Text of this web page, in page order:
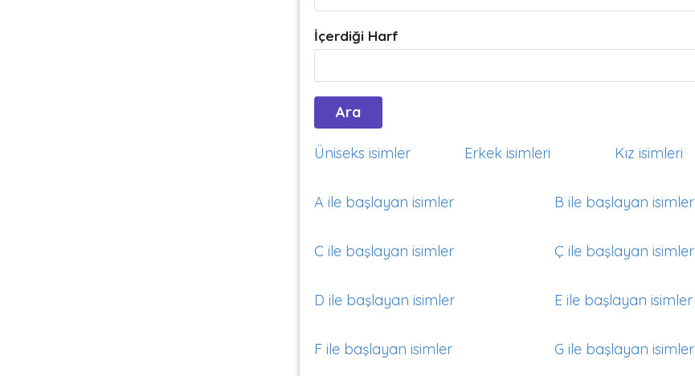
İçerdiği Harf
Üniseks isimler Erkek isimleri Kız isimleri
A ile başlayan isimler B ile başlayan isimler
C ile başlayan isimler Ç ile başlayan isimler
D ile başlayan isimler E ile başlayan isimler
F ile başlayan isimler G ile başlayan isimler